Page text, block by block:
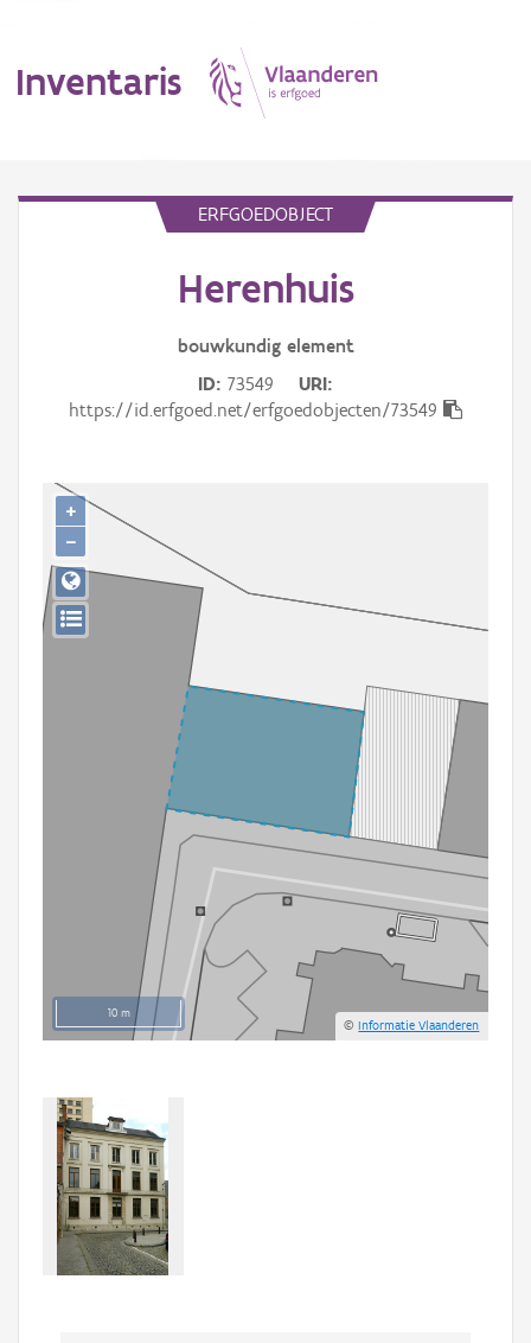
Inventaris
Gebeurtenis
Persoon of collectief
Downloads
ERFGOEDOBJECT
Herenhuis
bouwkundig element
ID 73549
URI
https://id.erfgoed.net/erfgoedobjecten/73549
10 m
©Informatie Vlaanderen
+
−